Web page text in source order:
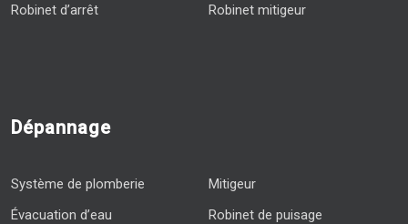
Robinet d’arrêt
Robinet mitigeur
Dépannage
Système de plomberie
Évacuation d’eau
Mitigeur
Robinet de puisage